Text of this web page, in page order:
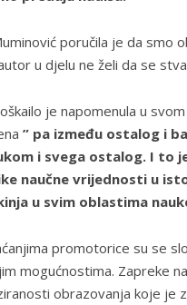
poručila je da smo
u djelu ne želi da se
je napomenula u
” pa između ostalog i
i svega ostalog. I to
naučne vrijednosti u
u svim oblastima
promotorice su se
mogućnostima. Zapreke
obrazovanja koje je